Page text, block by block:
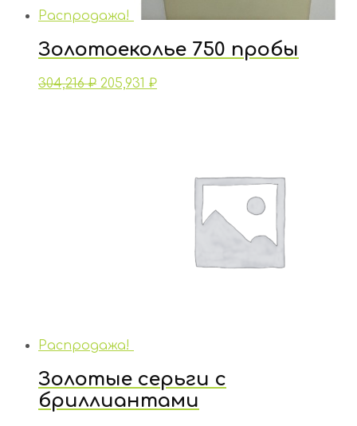
Распродажа!
Золотоеколье 750 пробы
304,216₽ 205,931 ₽
Распродажа!
Золотые серьги с
бриллиантами